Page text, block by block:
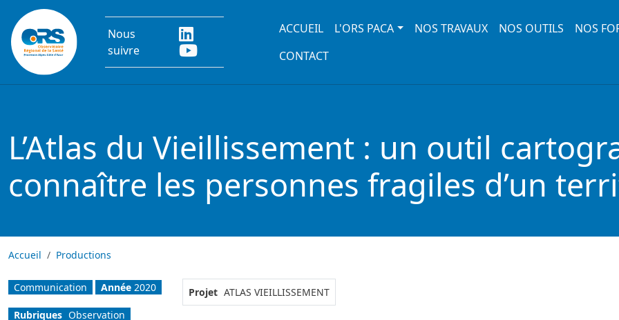
Aller au contenu principal
Nous
suivre
Main navigation
ACCUEIL L'ORS PACA NOS TRAVAUX NOS OUTILS NOS
CONTACT
L’Atlas du Vieillissement : un outil
connaître les personnes fragiles d’un
Accueil Productions
Communication Année 2020
Rubriques Observation
Projet ATLAS VIEILLISSEMENT